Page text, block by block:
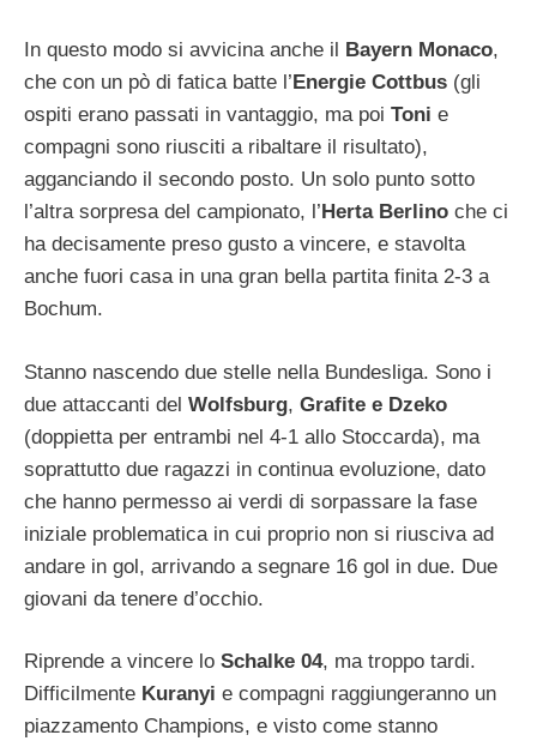
In questo modo si avvicina anche il Bayern Monaco,
che con un pò di fatica batte l’Energie Cottbus (gli
ospiti erano passati in vantaggio, ma poi Toni e
compagni sono riusciti a ribaltare il risultato),
agganciando il secondo posto. Un solo punto sotto
l’altra sorpresa del campionato, l’Herta Berlino che ci
ha decisamente preso gusto a vincere, e stavolta
anche fuori casa in una gran bella partita finita 2-3 a
Bochum.
Stanno nascendo due stelle nella Bundesliga. Sono i
due attaccanti del Wolfsburg, Grafite e Dzeko
(doppietta per entrambi nel 4-1 allo Stoccarda), ma
soprattutto due ragazzi in continua evoluzione, dato
che hanno permesso ai verdi di sorpassare la fase
iniziale problematica in cui proprio non si riusciva ad
andare in gol, arrivando a segnare 16 gol in due. Due
giovani da tenere d’occhio.
Riprende a vincere lo Schalke 04, ma troppo tardi.
Difficilmente Kuranyi e compagni raggiungeranno un
piazzamento Champions, e visto come stanno